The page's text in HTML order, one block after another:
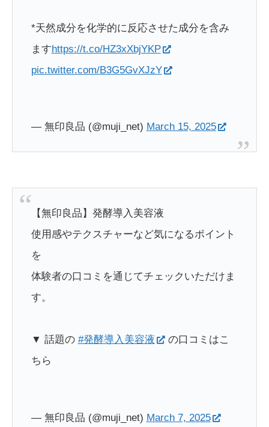
*天然成分を化学的に反応させた成分を含み
ますhttps://t.co/HZ3xXbjYKP
pic.twitter.com/B3G5GvXJzY
— 無印良品 (@muji_net) March 15, 2025
【無印良品】発酵導入美容液
使用感やテクスチャーなど気になるポイント
を
体験者の口コミを通じてチェックいただけま
す。
▼ 話題の #発酵導入美容液
の口コミはこ
ちら
— 無印良品 (@muji_net) March 7, 2025